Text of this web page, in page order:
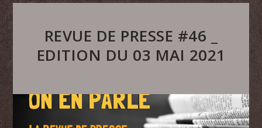
REVUE DE PRESSE #46 _
EDITION DU 03 MAI 2021